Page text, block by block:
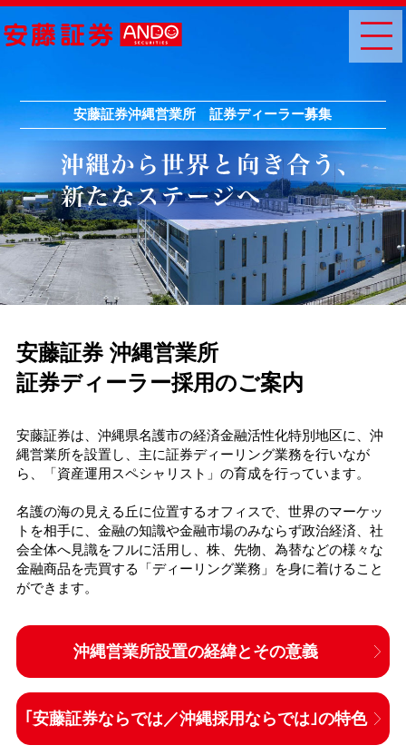
安藤証券沖縄営業所 証券ディーラー募集
安藤証券 沖縄営業所
証券ディーラー採用のご案内
安藤証券は、沖縄県名護市の経済金融活性化特別地区に、沖
縄営業所を設置し、主に証券ディーリング業務を行いなが
ら、「資産運用スペシャリスト」の育成を行っています。
名護の海の見える丘に位置するオフィスで、世界のマーケッ
トを相手に、金融の知識や金融市場のみならず政治経済、社
会全体へ見識をフルに活用し、株、先物、為替などの様々な
金融商品を売買する「ディーリング業務」を身に着けること
ができます。
沖縄営業所設置の経緯とその意義
｢安藤証券ならでは／沖縄採用ならでは｣の特色